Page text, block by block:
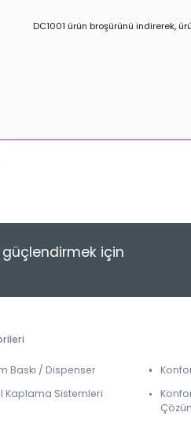
DC1001 ürün broşürünü indirerek,
güçlendirmek için
Baskı / Dispenser
Kaplama Sistemleri